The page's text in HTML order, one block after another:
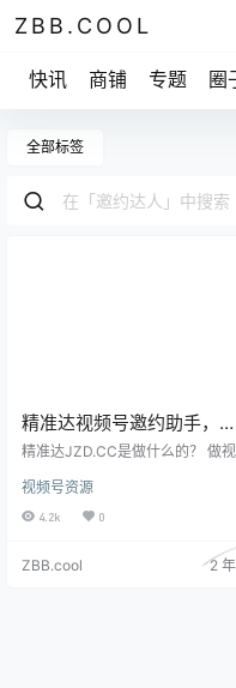
ZBB.COOL
快讯 商铺 专题 圈
全部标签
精准达视频号邀约助手，助
你批量快速邀约达人
精准达JZD.CC是做什么的？ 做视
帮助带货，要到优选联盟的达人广
场合作中，每个手动发送邀约，要
常大，怎么解决这个问题？现在，
精准达旗下的视频号邀约助手能帮
视频号资源
4.2k 0
ZBB.cool 2